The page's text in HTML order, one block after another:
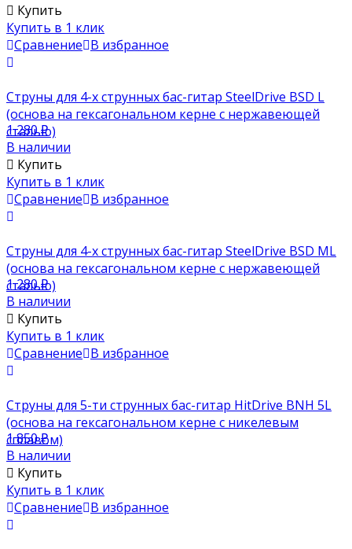
Купить
Купить в 1 клик
Сравнение В избранное
Струны для 4-х струнных бас-гитар SteelDrive BSD L
(основа на гексагональном керне с нержавеющей
сталью)
1 280₽
В наличии
Купить
Купить в 1 клик
Сравнение В избранное
Струны для 4-х струнных бас-гитар SteelDrive BSD ML
(основа на гексагональном керне с нержавеющей
сталью)
1 280₽
В наличии
Купить
Купить в 1 клик
Сравнение В избранное
Струны для 5-ти струнных бас-гитар HitDrive BNH 5L
(основа на гексагональном керне с никелевым
сплавом)
1 850₽
В наличии
Купить
Купить в 1 клик
Сравнение В избранное